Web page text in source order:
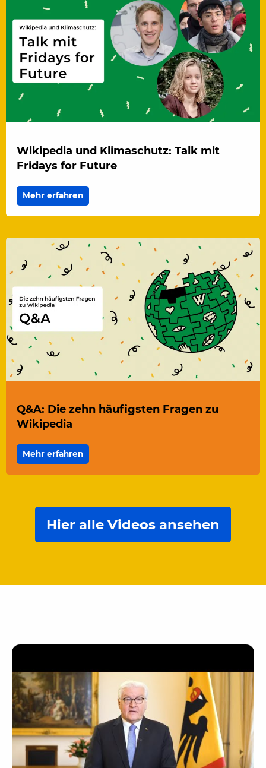
Wikipedia und Klimaschutz: Talk mit
Fridays for Future
Mehr erfahren
Q&A: Die zehn häufigsten Fragen zu
Wikipedia
Mehr erfahren
Hier alle Videos ansehen